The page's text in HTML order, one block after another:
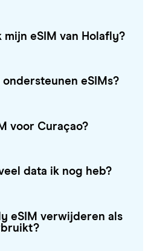
eSIM van Holafly?
eSIMs?
voor Curaçao?
data ik nog heb?
eSIM verwijderen als